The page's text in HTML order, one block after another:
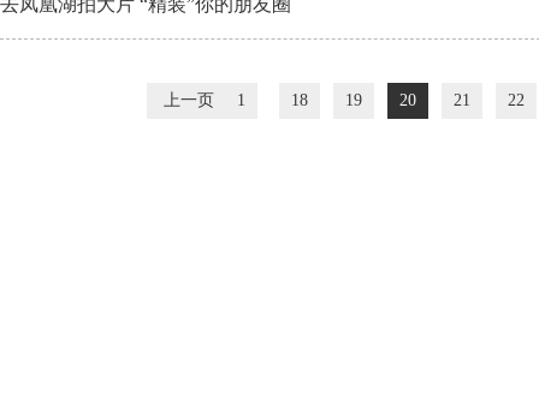
去凤凰湖拍大片 “精装”你的朋友圈
上一页 1 18 19 20 21 22